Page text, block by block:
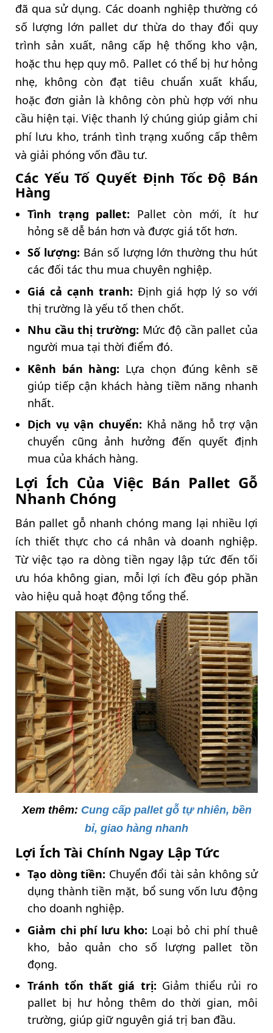
đã qua sử dụng. Các doanh nghiệp thường có
số lượng lớn pallet dư thừa do thay đổi quy
trình sản xuất, nâng cấp hệ thống kho vận,
hoặc thu hẹp quy mô. Pallet có thể bị hư hỏng
nhẹ, không còn đạt tiêu chuẩn xuất khẩu,
hoặc đơn giản là không còn phù hợp với nhu
cầu hiện tại. Việc thanh lý chúng giúp giảm chi
phí lưu kho, tránh tình trạng xuống cấp thêm
và giải phóng vốn đầu tư.
Các Yếu Tố Quyết Định Tốc Độ Bán
Hàng
Tình trạng pallet: Pallet còn mới, ít hư
hỏng sẽ dễ bán hơn và được giá tốt hơn.
Số lượng: Bán số lượng lớn thường thu hút
các đối tác thu mua chuyên nghiệp.
Giá cả cạnh tranh: Định giá hợp lý so với
thị trường là yếu tố then chốt.
Nhu cầu thị trường: Mức độ cần pallet của
người mua tại thời điểm đó.
Kênh bán hàng: Lựa chọn đúng kênh sẽ
giúp tiếp cận khách hàng tiềm năng nhanh
nhất.
Dịch vụ vận chuyển: Khả năng hỗ trợ vận
chuyển cũng ảnh hưởng đến quyết định
mua của khách hàng.
Lợi Ích Của Việc Bán Pallet Gỗ
Nhanh Chóng
Bán pallet gỗ nhanh chóng mang lại nhiều lợi
ích thiết thực cho cá nhân và doanh nghiệp.
Từ việc tạo ra dòng tiền ngay lập tức đến tối
ưu hóa không gian, mỗi lợi ích đều góp phần
vào hiệu quả hoạt động tổng thể.
Xem thêm: Cung cấp pallet gỗ tự nhiên, bền
bỉ, giao hàng nhanh
Lợi Ích Tài Chính Ngay Lập Tức
Tạo dòng tiền: Chuyển đổi tài sản không sử
dụng thành tiền mặt, bổ sung vốn lưu động
cho doanh nghiệp.
Giảm chi phí lưu kho: Loại bỏ chi phí thuê
kho, bảo quản cho số lượng pallet tồn
đọng.
Tránh tổn thất giá trị: Giảm thiểu rủi ro
pallet bị hư hỏng thêm do thời gian, môi
trường, giúp giữ nguyên giá trị ban đầu.